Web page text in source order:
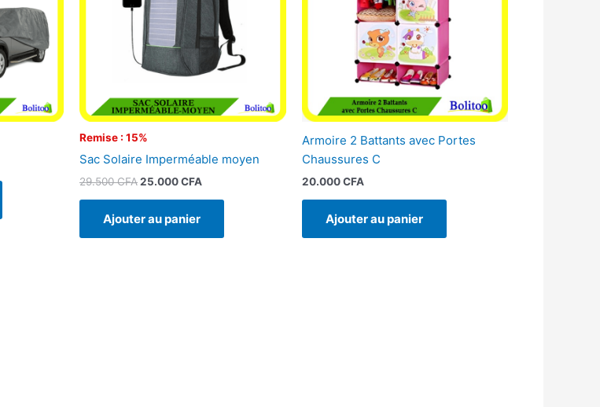
Remise : 15%
Sac Solaire Imperméable moyen
29.500CFA25.000CFA
Ajouter au panier
Armoire 2 Battants avec Portes
Chaussures C
20.000CFA
Ajouter au panier